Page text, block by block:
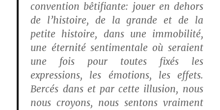
convention bêtifiante: jouer en dehors
de l’histoire, de la grande et de la
petite histoire, dans une immobilité,
une éternité sentimentale où seraient
une fois pour toutes fixés les
expressions, les émotions, les effets.
Bercés dans et par cette illusion, nous
nous croyons, nous sentons vraiment